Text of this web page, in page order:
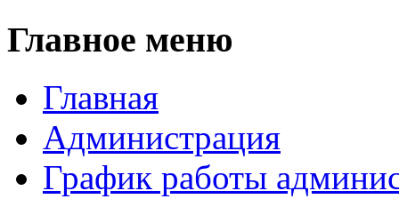
Главное меню
Главная
Администрация
График работы